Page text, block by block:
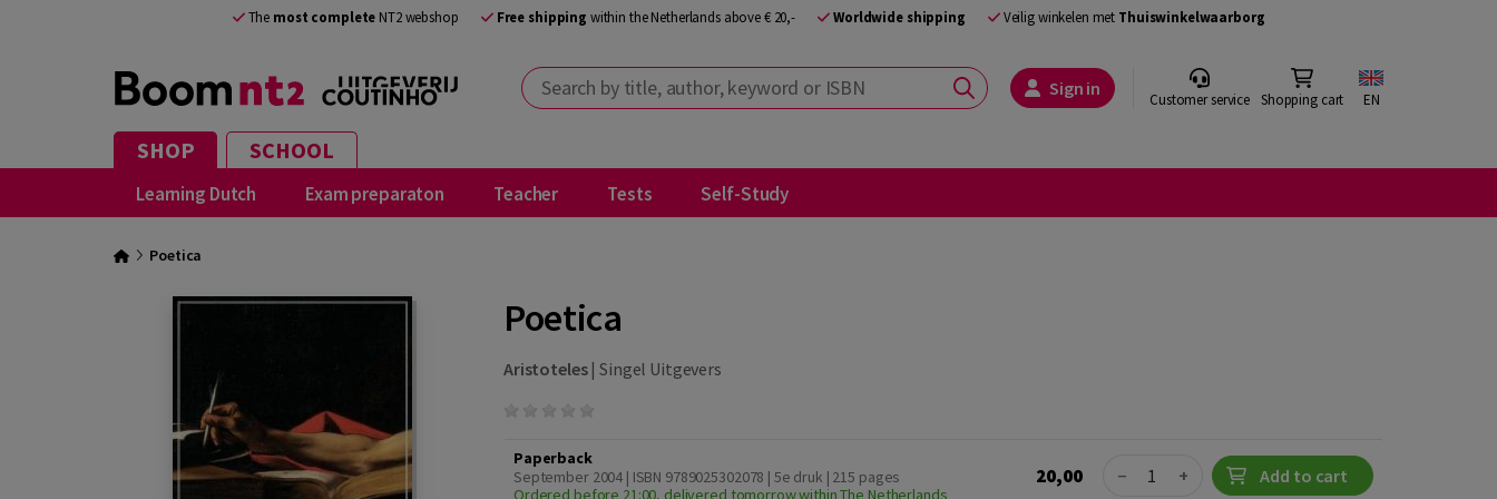
The most complete NT2 webshop Free shipping within the Netherlands above € 20,- Worldwide shipping Veilig winkelen met Thuiswinkelwaarborg
Search by title, author, keyword or ISBN Sign in Customer service Shopping cart EN
SHOP SCHOOL
Learning Dutch Exam preparaton Teacher Tests Self-Study
Poetica
Poetica
Aristoteles|Singel Uitgevers
Paperback
September 2004 | ISBN 9789025302078 | 5e druk | 215 pages
Ordered before 21:00, delivered tomorrow within The Netherlands
20,00 Quantity
− + Add to cart